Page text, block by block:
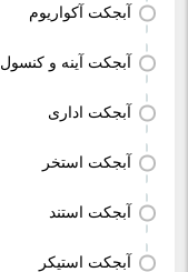
آبجکت آکواریوم
آبجکت آینه و کنسول
آبجکت اداری
آبجکت استخر
آبجکت استند
آبجکت استیکر